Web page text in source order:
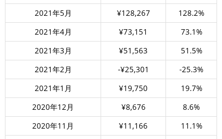
2021年5月
¥128,267
128.2%
2021年4月
¥73,151
73.1%
2021年3月
¥51,563
51.5%
2021年2月
-¥25,301
-25.3%
2021年1月
¥19,750
19.7%
2020年12月
¥8,676
8.6%
2020年11月
¥11,166
11.1%